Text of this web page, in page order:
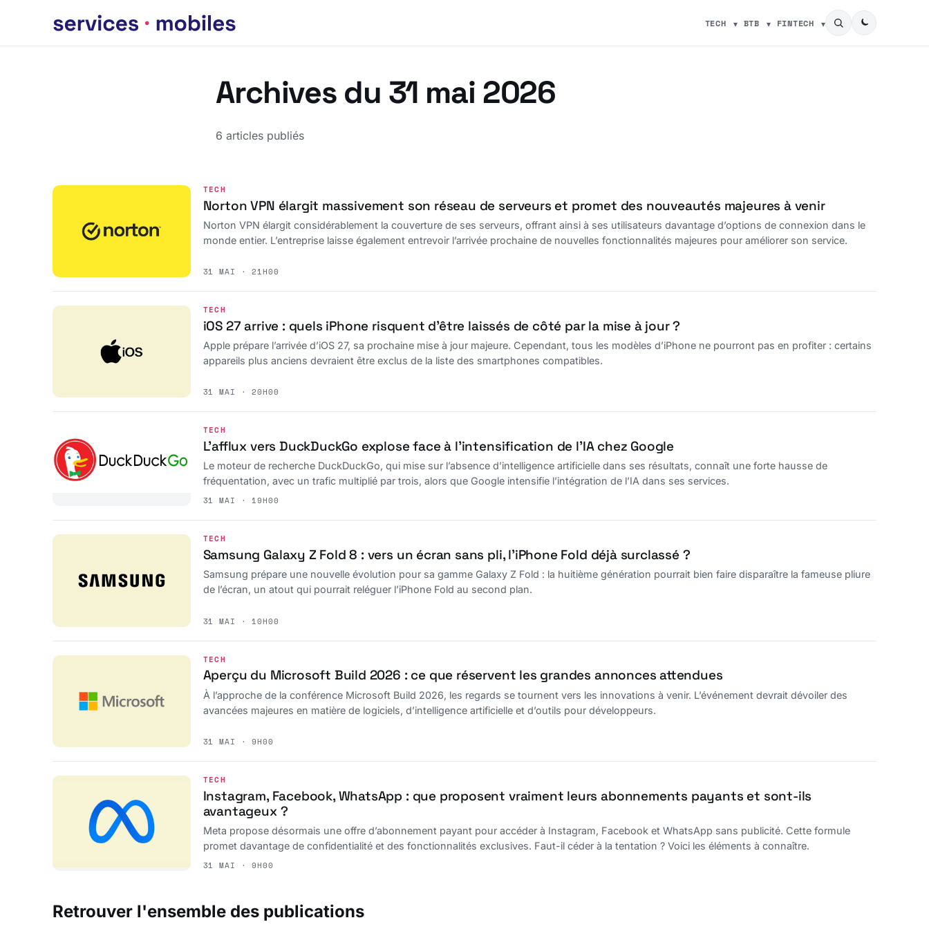
TECH BTB FINTECH
Archives du 31 mai 2026
6 articles publiés
TECH
Norton VPN élargit massivement son réseau de serveurs et promet des nouveautés majeures à venir
Norton VPN élargit considérablement la couverture de ses serveurs, offrant ainsi à ses utilisateurs davantage d’options de connexion dans le
monde entier. L’entreprise laisse également entrevoir l’arrivée prochaine de nouvelles fonctionnalités majeures pour améliorer son service.
31 MAI · 21H00
TECH
iOS 27 arrive : quels iPhone risquent d’être laissés de côté par la mise à jour ?
Apple prépare l’arrivée d’iOS 27, sa prochaine mise à jour majeure. Cependant, tous les modèles d’iPhone ne pourront pas en profiter : certains
appareils plus anciens devraient être exclus de la liste des smartphones compatibles.
31 MAI · 20H00
TECH
L’afflux vers DuckDuckGo explose face à l’intensification de l’IA chez Google
Le moteur de recherche DuckDuckGo, qui mise sur l’absence d’intelligence artificielle dans ses résultats, connaît une forte hausse de
fréquentation, avec un trafic multiplié par trois, alors que Google intensifie l’intégration de l’IA dans ses services.
31 MAI · 19H00
TECH
Samsung Galaxy Z Fold 8 : vers un écran sans pli, l’iPhone Fold déjà surclassé ?
Samsung prépare une nouvelle évolution pour sa gamme Galaxy Z Fold : la huitième génération pourrait bien faire disparaître la fameuse pliure
de l’écran, un atout qui pourrait reléguer l’iPhone Fold au second plan.
31 MAI · 10H00
TECH
Aperçu du Microsoft Build 2026 : ce que réservent les grandes annonces attendues
À l’approche de la conférence Microsoft Build 2026, les regards se tournent vers les innovations à venir. L’événement devrait dévoiler des
avancées majeures en matière de logiciels, d’intelligence artificielle et d’outils pour développeurs.
31 MAI · 9H00
TECH
Instagram, Facebook, WhatsApp : que proposent vraiment leurs abonnements payants et sont-ils
avantageux ?
Meta propose désormais une offre d’abonnement payant pour accéder à Instagram, Facebook et WhatsApp sans publicité. Cette formule
promet davantage de confidentialité et des fonctionnalités exclusives. Faut-il céder à la tentation ? Voici les éléments à connaître.
31 MAI · 9H00
Retrouver l'ensemble des publications